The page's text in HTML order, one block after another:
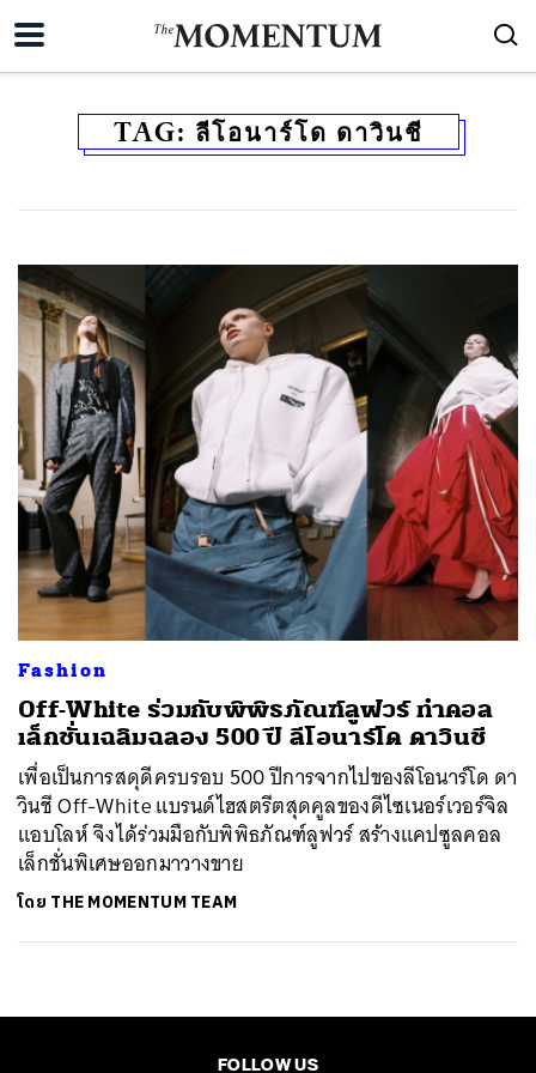
TAG: ลีโอนาร์โด ดาวินชี
Fashion
Off-White ร่วมกับพิพิธภัณฑ์ลูฟวร์ ทำคอล
เล็กชั่นเฉลิมฉลอง 500 ปี ลีโอนาร์โด ดาวินชี
เพื่อเป็นการสดุดีครบรอบ 500 ปีการจากไปของลีโอนาร์โด ดา
วินชี Off-White แบรนด์ไฮสตรีตสุดคูลของดีไซเนอร์เวอร์จิล
แอบโลห์ จึงได้ร่วมมือกับพิพิธภัณฑ์ลูฟวร์ สร้างแคปซูลคอล
เล็กชั่นพิเศษออกมาวางขาย
โดย THE MOMENTUM TEAM
FOLLOW US
ค้นหา
SHARE TWEET LINE